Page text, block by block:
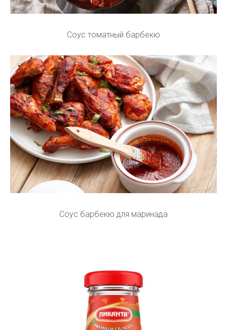
Соус томатный барбекю
Соус барбекю для маринада